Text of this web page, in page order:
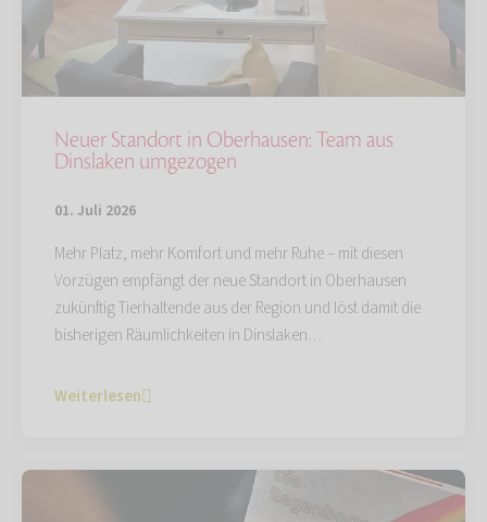
Neuer Standort in Oberhausen: Team aus
Dinslaken umgezogen
01. Juli 2026
Mehr Platz, mehr Komfort und mehr Ruhe – mit diesen
Vorzügen empfängt der neue Standort in Oberhausen
zukünftig Tierhaltende aus der Region und löst damit die
bisherigen Räumlichkeiten in Dinslaken…
Weiterlesen